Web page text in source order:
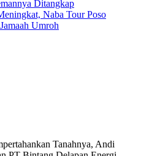
Ditangkap
Naba Tour Poso
Umroh
Tanahnya, Andi